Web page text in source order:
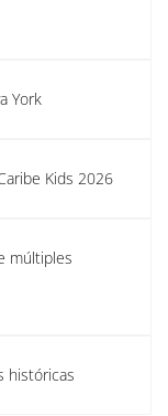
York
Kids 2026
múltiples
históricas